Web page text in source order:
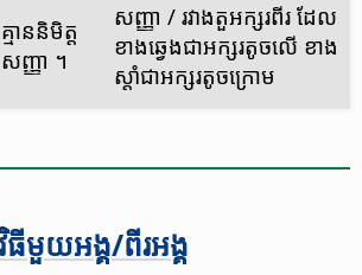
គ្មាន​និមិត្ត​
សញ្ញា ។
សញ្ញា / រវាង​តួ​អក្សរ​ពីរ ដែល​
ខាង​ឆ្វេង​ជា​អក្សរ​តូច​លើ ខាង​
ស្តាំ​ជា​អក្សរ​តូច​ក្រោម
មួយ​អង្គ/ពីរ​អង្គ